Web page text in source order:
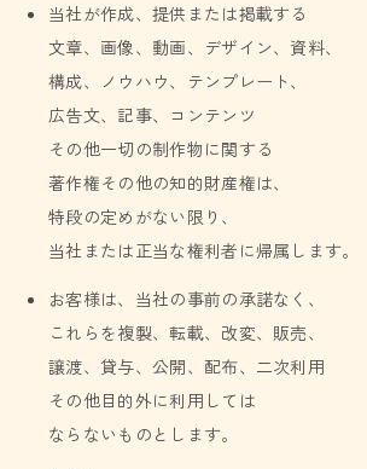
当社が作成、提供または掲載する
文章、画像、動画、デザイン、資料、
構成、ノウハウ、テンプレート、
広告文、記事、コンテンツ
その他一切の制作物に関する
著作権その他の知的財産権は、
特段の定めがない限り、
当社または正当な権利者に帰属します。
お客様は、当社の事前の承諾なく、
これらを複製、転載、改変、販売、
譲渡、貸与、公開、配布、二次利用
その他目的外に利用しては
ならないものとします。